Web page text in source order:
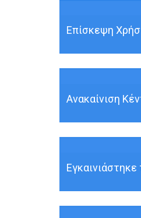
10
Επίσκεψη
16 ΦΕΒ
Ανακαίνιση
31